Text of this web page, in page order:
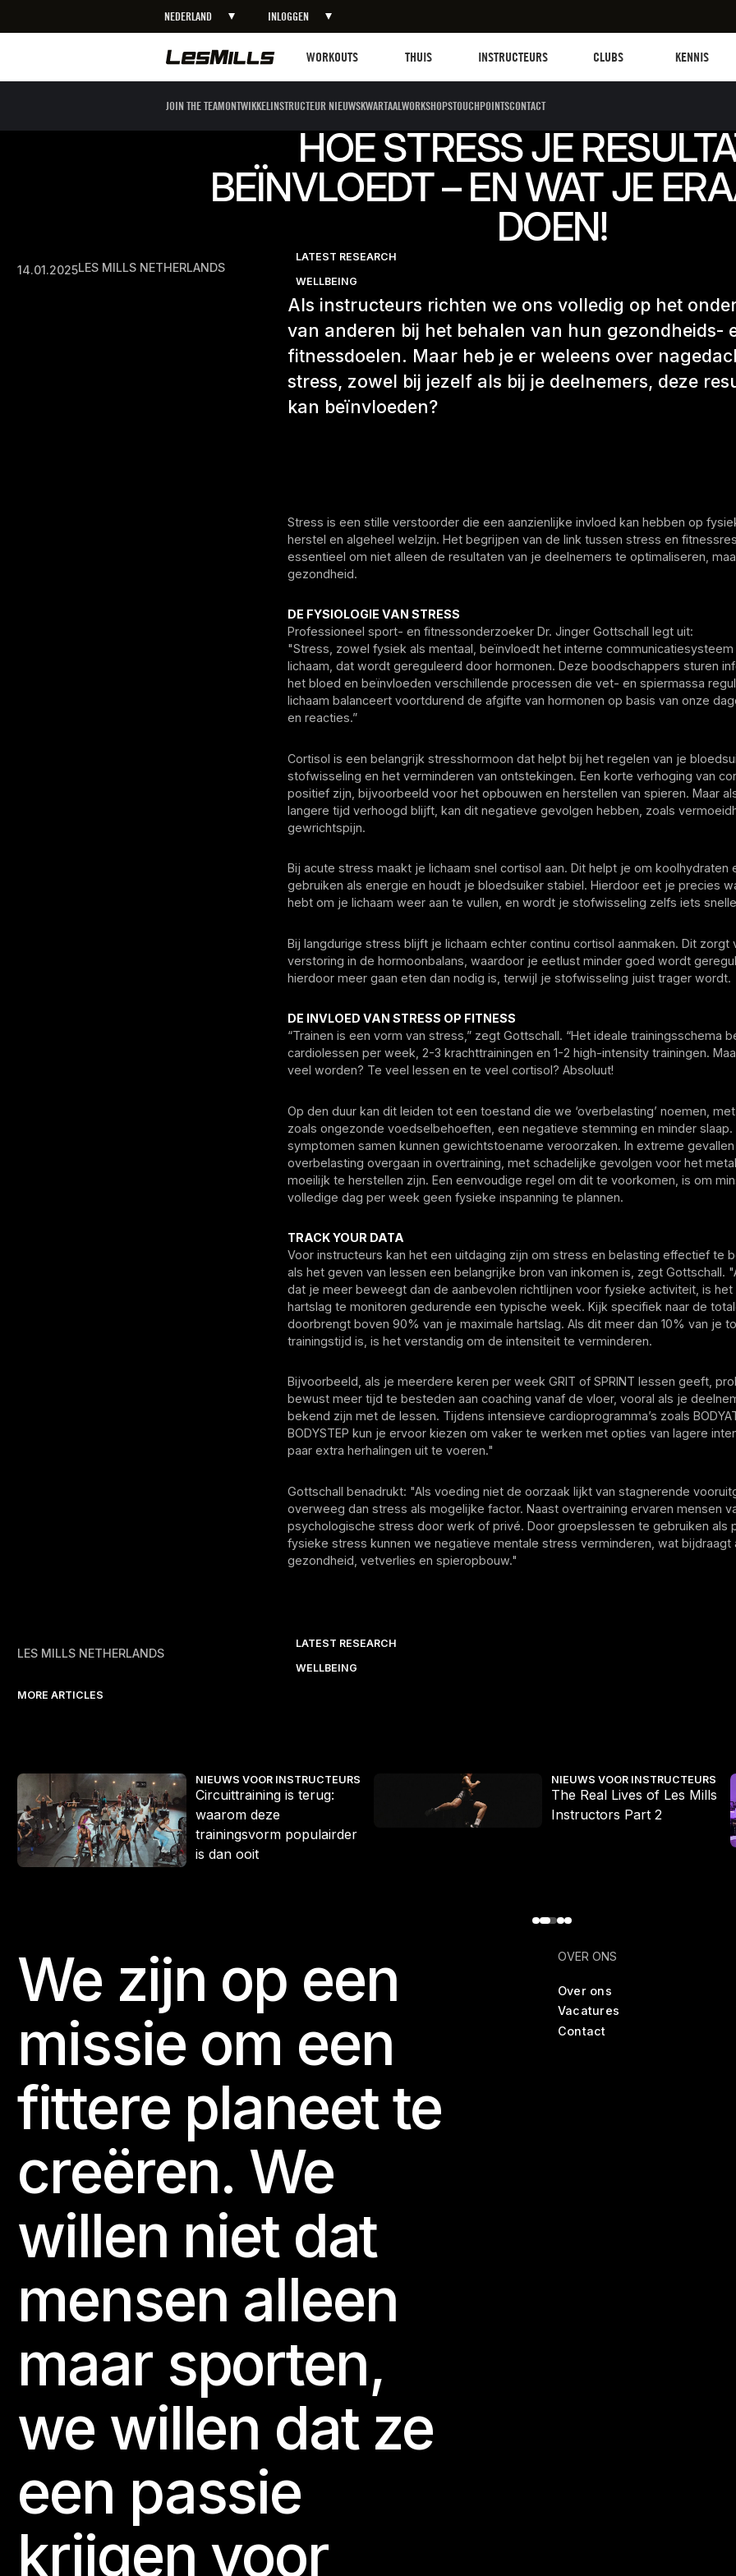
NEDERLAND INLOGGEN
WORKOUTS
THUIS
INSTRUCTEURS
CLUBS
KENNIS
JOIN THE TEAMONTWIKKELINSTRUCTEUR NIEUWSKWARTAALWORKSHOPSTOUCHPOINTSCONTACT
HOE STRESS JE
BEÏNVLOEDT – EN WAT JE
DOEN!
14.01.2025LES MILLS NETHERLANDS
LATEST RESEARCH
WELLBEING
Als instructeurs richten we ons volledig op het
van anderen bij het behalen van hun gezondheids-
fitnessdoelen. Maar heb je er weleens over
stress, zowel bij jezelf als bij je deelnemers, deze
kan beïnvloeden?
Stress is een stille verstoorder die een aanzienlijke invloed kan hebben op
herstel en algeheel welzijn. Het begrijpen van de link tussen stress en
essentieel om niet alleen de resultaten van je deelnemers te optimaliseren,
gezondheid.
DE FYSIOLOGIE VAN STRESS
Professioneel sport- en fitnessonderzoeker Dr. Jinger Gottschall legt uit:
"Stress, zowel fysiek als mentaal, beïnvloedt het interne communicatiesysteem
lichaam, dat wordt gereguleerd door hormonen. Deze boodschappers sturen
het bloed en beïnvloeden verschillende processen die vet- en spiermassa
lichaam balanceert voortdurend de afgifte van hormonen op basis van onze
en reacties.”
Cortisol is een belangrijk stresshormoon dat helpt bij het regelen van je
stofwisseling en het verminderen van ontstekingen. Een korte verhoging van
positief zijn, bijvoorbeeld voor het opbouwen en herstellen van spieren. Maar
langere tijd verhoogd blijft, kan dit negatieve gevolgen hebben, zoals
gewrichtspijn.
Bij acute stress maakt je lichaam snel cortisol aan. Dit helpt je om koolhydraten
gebruiken als energie en houdt je bloedsuiker stabiel. Hierdoor eet je precies
hebt om je lichaam weer aan te vullen, en wordt je stofwisseling zelfs iets
Bij langdurige stress blijft je lichaam echter continu cortisol aanmaken. Dit zorgt
verstoring in de hormoonbalans, waardoor je eetlust minder goed wordt
hierdoor meer gaan eten dan nodig is, terwijl je stofwisseling juist trager wordt.
DE INVLOED VAN STRESS OP FITNESS
“Trainen is een vorm van stress,” zegt Gottschall. “Het ideale trainingsschema
cardiolessen per week, 2-3 krachttrainingen en 1-2 high-intensity trainingen.
veel worden? Te veel lessen en te veel cortisol? Absoluut!
Op den duur kan dit leiden tot een toestand die we ‘overbelasting’ noemen,
zoals ongezonde voedselbehoeften, een negatieve stemming en minder slaap.
symptomen samen kunnen gewichtstoename veroorzaken. In extreme gevallen
overbelasting overgaan in overtraining, met schadelijke gevolgen voor het
moeilijk te herstellen zijn. Een eenvoudige regel om dit te voorkomen, is om
volledige dag per week geen fysieke inspanning te plannen.
TRACK YOUR DATA
Voor instructeurs kan het een uitdaging zijn om stress en belasting effectief te
als het geven van lessen een belangrijke bron van inkomen is, zegt Gottschall.
dat je meer beweegt dan de aanbevolen richtlijnen voor fysieke activiteit, is het
hartslag te monitoren gedurende een typische week. Kijk specifiek naar de
doorbrengt boven 90% van je maximale hartslag. Als dit meer dan 10% van je
trainingstijd is, is het verstandig om de intensiteit te verminderen.
Bijvoorbeeld, als je meerdere keren per week GRIT of SPRINT lessen geeft,
bewust meer tijd te besteden aan coaching vanaf de vloer, vooral als je
bekend zijn met de lessen. Tijdens intensieve cardioprogramma’s zoals
BODYSTEP kun je ervoor kiezen om vaker te werken met opties van lagere
paar extra herhalingen uit te voeren."
Gottschall benadrukt: "Als voeding niet de oorzaak lijkt van stagnerende
overweeg dan stress als mogelijke factor. Naast overtraining ervaren mensen
psychologische stress door werk of privé. Door groepslessen te gebruiken als
fysieke stress kunnen we negatieve mentale stress verminderen, wat bijdraagt
gezondheid, vetverlies en spieropbouw."
LES MILLS NETHERLANDS
LATEST RESEARCH
WELLBEING
MORE ARTICLES
actie NIEUWS VOOR INSTRUCTEURS
Circuittraining is terug:
waarom deze
trainingsvorm populairder
is dan ooit
Circuittraining is terug: waarom deze trainingsvorm populairder is dan ooit NIEUWS VOOR INSTRUCTEURS
The Real Lives of Les Mills
Instructors Part 2
The Real Lives of Les Mills Instructors Part 2
Footer
We zijn op een
missie om een
fittere planeet te
creëren. We
willen niet dat
mensen alleen
maar sporten,
we willen dat ze
een passie
krijgen voor
OVER ONS
Over ons
Vacatures
Contact